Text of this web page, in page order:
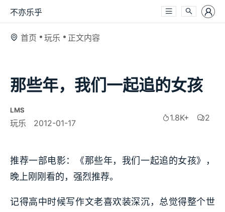
不亦乐乎
首页 玩乐 正文内容
那些年，我们一起追的女孩
LMS
玩乐 2012-01-17
1.8K+ 2
推荐一部电影：《那些年，我们一起追的女孩》，
晚上刚刚看的，强烈推荐。
记得高中时候写作文老喜欢装深沉，总觉得整个世